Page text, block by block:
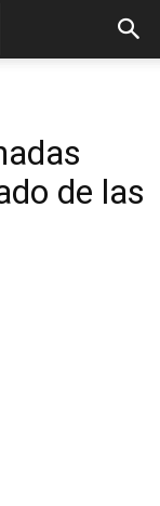
de las